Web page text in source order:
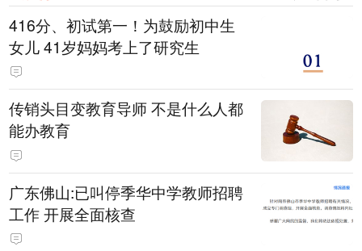
416分、初试第一！为鼓励初中生
女儿 41岁妈妈考上了研究生
传销头目变教育导师 不是什么人都
能办教育
广东佛山:已叫停季华中学教师招聘
工作 开展全面核查